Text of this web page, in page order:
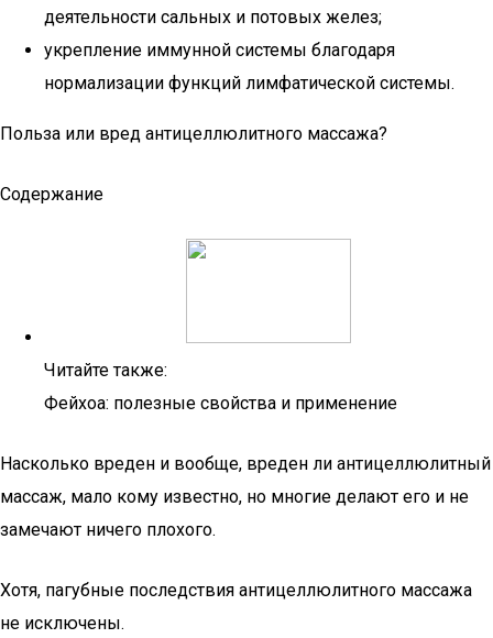
деятельности сальных и потовых желез;
укрепление иммунной системы благодаря
нормализации функций лимфатической системы.
Польза или вред антицеллюлитного массажа?
Содержание
Читайте также:
Фейхоа: полезные свойства и применение
Насколько вреден и вообще, вреден ли антицеллюлитный
массаж, мало кому известно, но многие делают его и не
замечают ничего плохого.
Хотя, пагубные последствия антицеллюлитного массажа
не исключены.